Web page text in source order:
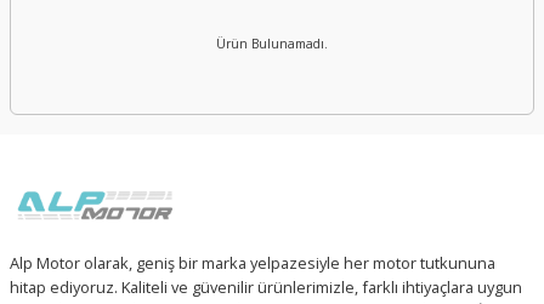
Ürün Bulunamadı.
Alp Motor olarak, geniş bir marka yelpazesiyle her motor tutkununa
hitap ediyoruz. Kaliteli ve güvenilir ürünlerimizle, farklı ihtiyaçlara uygun